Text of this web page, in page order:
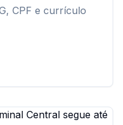
CPF e currículo